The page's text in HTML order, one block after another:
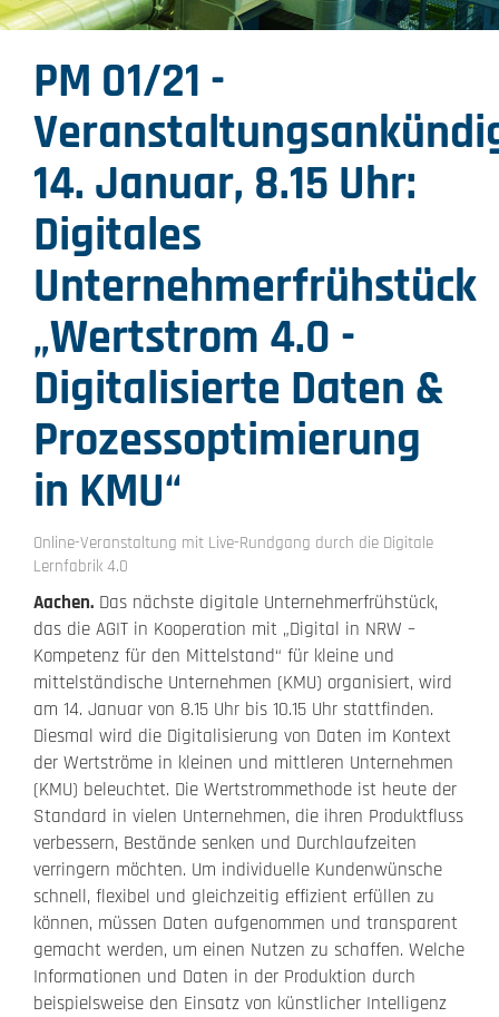
PM 01/21 -
14. Januar, 8.15 Uhr:
Digitales
Unternehmerfrühstück
„Wertstrom 4.0 -
Digitalisierte Daten &
Prozessoptimierung
in KMU“
Online-Veranstaltung mit Live-Rundgang durch die Digitale
Lernfabrik 4.0
Aachen. Das nächste digitale Unternehmerfrühstück,
das die AGIT in Kooperation mit „Digital in NRW –
Kompetenz für den Mittelstand“ für kleine und
mittelständische Unternehmen (KMU) organisiert, wird
am 14. Januar von 8.15 Uhr bis 10.15 Uhr stattfinden.
Diesmal wird die Digitalisierung von Daten im Kontext
der Wertströme in kleinen und mittleren Unternehmen
(KMU) beleuchtet. Die Wertstrommethode ist heute der
Standard in vielen Unternehmen, die ihren Produktfluss
verbessern, Bestände senken und Durchlaufzeiten
verringern möchten. Um individuelle Kundenwünsche
schnell, flexibel und gleichzeitig effizient erfüllen zu
können, müssen Daten aufgenommen und transparent
gemacht werden, um einen Nutzen zu schaffen. Welche
Informationen und Daten in der Produktion durch
beispielsweise den Einsatz von künstlicher Intelligenz